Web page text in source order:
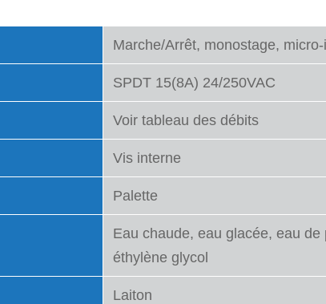
Marche/Arrêt, monostage,
SPDT 15(8A) 24/250VAC
Voir tableau des débits
Vis interne
Palette
Eau chaude, eau glacée, eau
éthylène glycol
Laiton